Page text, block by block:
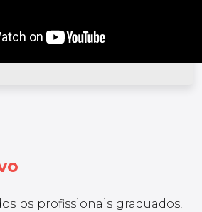
os profissionais graduados,